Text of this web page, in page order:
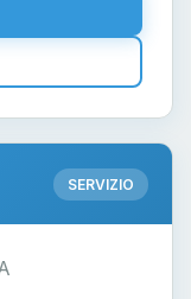
SERVIZIO